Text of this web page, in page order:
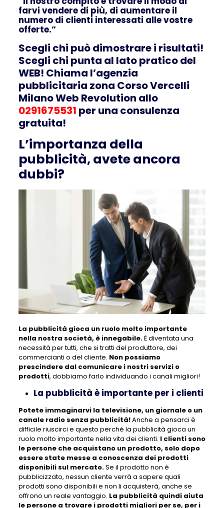
farvi vendere di più, di aumentare il
numero di clienti interessati alle vostre
offerte.”
Scegli chi può dimostrare i risultati!
Scegli chi punta al lato pratico del
WEB! Chiama l’agenzia
pubblicitaria zona Corso Vercelli
Milano Web Revolution allo
0291675531 per una consulenza
gratuita!
L’importanza della
pubblicità, avete ancora
dubbi?
La pubblicità gioca un ruolo molto importante
nella nostra società, è innegabile.È diventata una
necessità per tutti, che si tratti del produttore, dei
commercianti o del cliente. Non possiamo
prescindere dal comunicare i nostri servizi o
prodotti, dobbiamo farlo individuando i canali migliori!
La pubblicità è importante per i clienti
Potete immaginarvi la televisione, un giornale o un
canale radio senza pubblicità!Anche a pensarci è
difficile riuscirci e questo perché la pubblicità gioca un
ruolo molto importante nella vita dei clienti. I clienti sono
le persone che acquistano un prodotto, solo dopo
essere state messe a conoscenza dei prodotti
disponibili sul mercato.Se il prodotto non è
pubblicizzato, nessun cliente verrà a sapere quali
prodotti sono disponibili e non li acquisterà, anche se
offrono un reale vantaggio. La pubblicità quindi aiuta
le persone a trovare i prodotti migliori per se, per i